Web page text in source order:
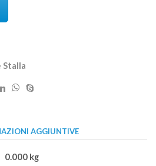
AGGIUNTIVE
0.000 kg